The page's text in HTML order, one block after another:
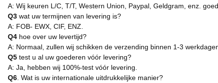
A: Wij keuren L/C, T/T, Western Union, Paypal, Geldgram, enz. goed
Q3 wat uw termijnen van levering is?
A: FOB- EWX, CIF, ENZ.
Q4 hoe over uw levertijd?
A: Normaal, zullen wij schikken de verzending binnen 1-3
Q5 test u al uw goederen vóór levering?
A: Ja, hebben wij 100%-test vóór levering.
Q6 . Wat is uw internationale uitdrukkelijke manier?